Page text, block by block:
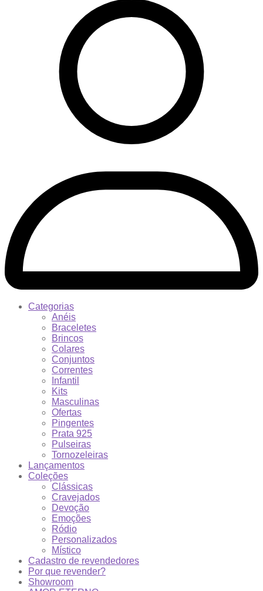
Categorias
Anéis
Braceletes
Brincos
Colares
Conjuntos
Correntes
Infantil
Kits
Masculinas
Ofertas
Pingentes
Prata 925
Pulseiras
Tornozeleiras
Lançamentos
Coleções
Clássicas
Cravejados
Devoção
Emoções
Ródio
Personalizados
Místico
Cadastro de revendedores
Por que revender?
Showroom